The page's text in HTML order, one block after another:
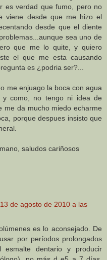
es verdad que fumo, pero no
viene desde que me hizo el
desde que el diente
sea uno de
que me lo quite, y quiero
el que me esta causando
es ¿podria ser?...
me enjuago la boca con agua
y como, no tengo ni idea de
me da mucho miedo echarme
porque despues insisto que
saludos cariñosos
13 de agosto de 2010 a las
es lo aconsejado. De
por períodos prolongados
esmalte dentario y producir